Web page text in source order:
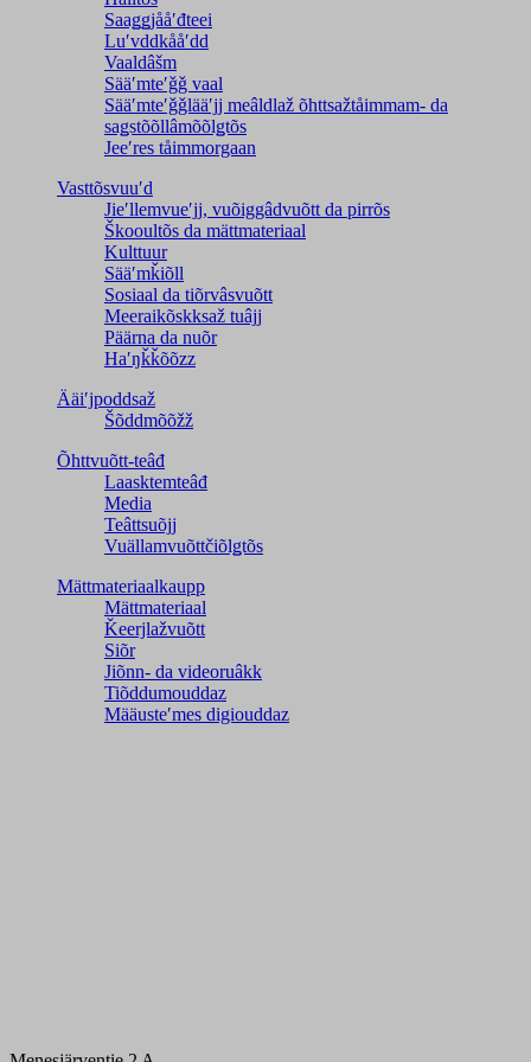
Saaǥǥjååʹđteei
Luʹvddkååʹdd
Vaaldâšm
Sääʹmteʹǧǧ vaal
Sääʹmteʹǧǧlääʹjj meâldlaž õhttsažtåimmam- da
saǥstõõllâmõõlǥtõs
Jeeʹres tåimmorgaan
Vasttõsvuuʹd
Jieʹllemvueʹjj, vuõiggâdvuõtt da pirrõs
Škooultõs da mättmateriaal
Kulttuur
Sääʹmǩiõll
Sosiaal da tiõrvâsvuõtt
Meeraikõskksaž tuâjj
Päärna da nuõr
Haʹŋǩǩõõzz
Ääiʹjpoddsaž
Šõddmõõžž
Õhttvuõtt-teâđ
Laasktemteâđ
Media
Teâttsuõjj
Vuällamvuõttčiõlǥtõs
Mättmateriaalkaupp
Mättmateriaal
Ǩeerjlažvuõtt
Siõr
Jiõnn- da videoruâkk
Tiõddumouddaz
Määusteʹmes digiouddaz